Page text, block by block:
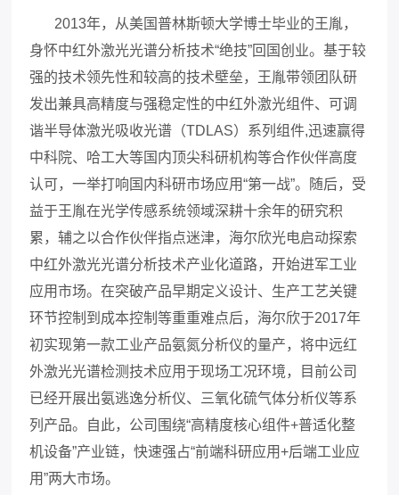
2013年，从美国普林斯顿大学博士毕业的王胤，
身怀中红外激光光谱分析技术“绝技”回国创业。基于较
强的技术领先性和较高的技术壁垒，王胤带领团队研
发出兼具高精度与强稳定性的中红外激光组件、可调
谐半导体激光吸收光谱（TDLAS）系列组件,迅速赢得
中科院、哈工大等国内顶尖科研机构等合作伙伴高度
认可，一举打响国内科研市场应用“第一战”。随后，受
益于王胤在光学传感系统领域深耕十余年的研究积
累，辅之以合作伙伴指点迷津，海尔欣光电启动探索
中红外激光光谱分析技术产业化道路，开始进军工业
应用市场。在突破产品早期定义设计、生产工艺关键
环节控制到成本控制等重重难点后，海尔欣于2017年
初实现第一款工业产品氨氮分析仪的量产，将中远红
外激光光谱检测技术应用于现场工况环境，目前公司
已经开展出氨逃逸分析仪、三氧化硫气体分析仪等系
列产品。自此，公司围绕“高精度核心组件+普适化整
机设备”产业链，快速强占“前端科研应用+后端工业应
用”两大市场。